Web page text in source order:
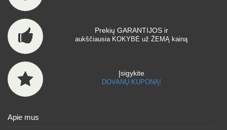
Prekių GARANTIJOS ir
aukščiausia KOKYBĖ už ŽEMĄ kainą
Įsigykite
DOVANŲ KUPONĄ!
Apie mus